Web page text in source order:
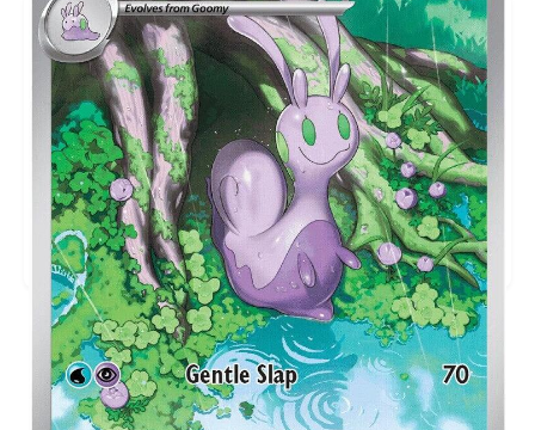
Aktueller Marktpreis
€2,18
Holofoil
Preise werden täglich aktualisiert.